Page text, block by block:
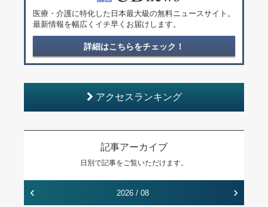
医療・介護に特化した日本最大級の無料ニュースサイト。
最新情報を幅広くイチ早くお届けします。
詳細はこちらをチェック！
アクセスランキング
記事アーカイブ
日別で記事をご覧いただけます。
‹ 2026 / 08 ›